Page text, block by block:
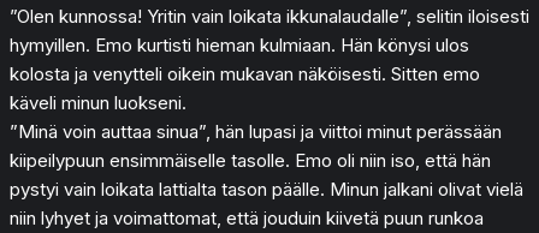
”Olen kunnossa! Yritin vain loikata ikkunalaudalle”, selitin iloisesti
hymyillen. Emo kurtisti hieman kulmiaan. Hän könysi ulos
kolosta ja venytteli oikein mukavan näköisesti. Sitten emo
käveli minun luokseni.
”Minä voin auttaa sinua”, hän lupasi ja viittoi minut perässään
kiipeilypuun ensimmäiselle tasolle. Emo oli niin iso, että hän
pystyi vain loikata lattialta tason päälle. Minun jalkani olivat vielä
niin lyhyet ja voimattomat, että jouduin kiivetä puun runkoa